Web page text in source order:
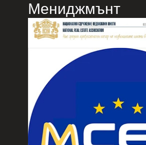
Мениджмънт